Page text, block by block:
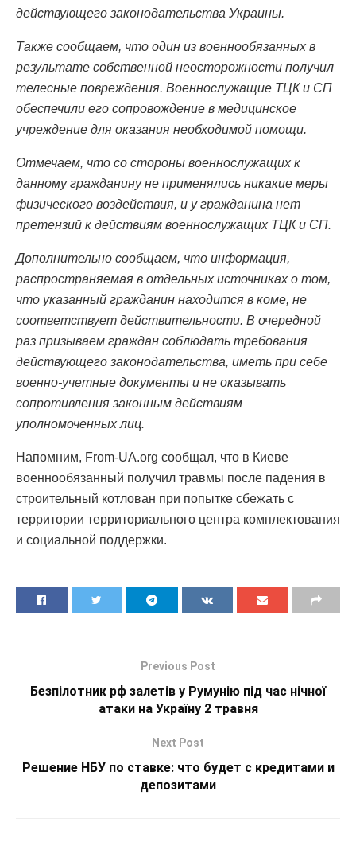
действующего законодательства Украины.
Также сообщаем, что один из военнообязанных в
результате собственной неосторожности получил
телесные повреждения. Военнослужащие ТЦК и СП
обеспечили его сопровождение в медицинское
учреждение для оказания необходимой помощи.
Отмечаем, что со стороны военнослужащих к
данному гражданину не применялись никакие меры
физического воздействия, и у гражданина нет
претензий к действиям военнослужащих ТЦК и СП.
Дополнительно сообщаем, что информация,
распространяемая в отдельных источниках о том,
что указанный гражданин находится в коме, не
соответствует действительности. В очередной
раз призываем граждан соблюдать требования
действующего законодательства, иметь при себе
военно-учетные документы и не оказывать
сопротивления законным действиям
уполномоченных лиц.
Напомним, From-UA.org сообщал, что в Киеве
военнообязанный получил травмы после падения в
строительный котлован при попытке сбежать с
территории территориального центра комплектования
и социальной поддержки.
Previous Post
Безпілотник рф залетів у Румунію під час нічної
атаки на Україну 2 травня
Next Post
Решение НБУ по ставке: что будет с кредитами и
депозитами